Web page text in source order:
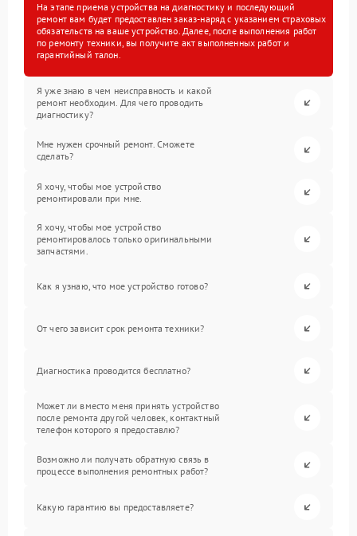
На этапе приема устройства на диагностику и последующий
ремонт вам будет предоставлен заказ-наряд с указанием страховых
обязательств на ваше устройство. Далее, после выполнения работ
по ремонту техники, вы получите акт выполненных работ и
гарантийный талон.
Я уже знаю в чем неисправность и какой
ремонт необходим. Для чего проводить
диагностику?
Мне нужен срочный ремонт. Сможете
сделать?
Я хочу, чтобы мое устройство
ремонтировали при мне.
Я хочу, чтобы мое устройство
ремонтировалось только оригинальными
запчастями.
Как я узнаю, что мое устройство готово?
От чего зависит срок ремонта техники?
Диагностика проводится бесплатно?
Может ли вместо меня принять устройство
после ремонта другой человек, контактный
телефон которого я предоставлю?
Возможно ли получать обратную связь в
процессе выполнения ремонтных работ?
Какую гарантию вы предоставляете?